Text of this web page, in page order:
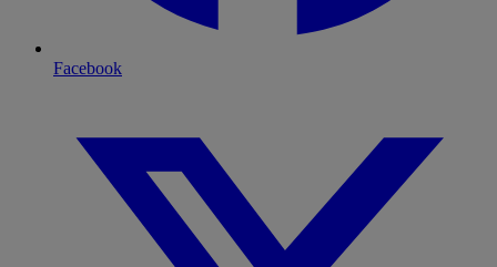
Facebook